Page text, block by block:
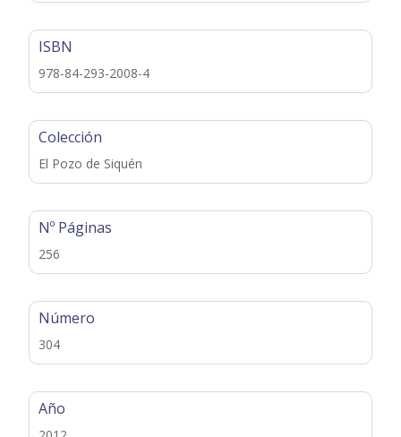
ISBN
978-84-293-2008-4
Colección
El Pozo de Siquén
Nº Páginas
256
Número
304
Año